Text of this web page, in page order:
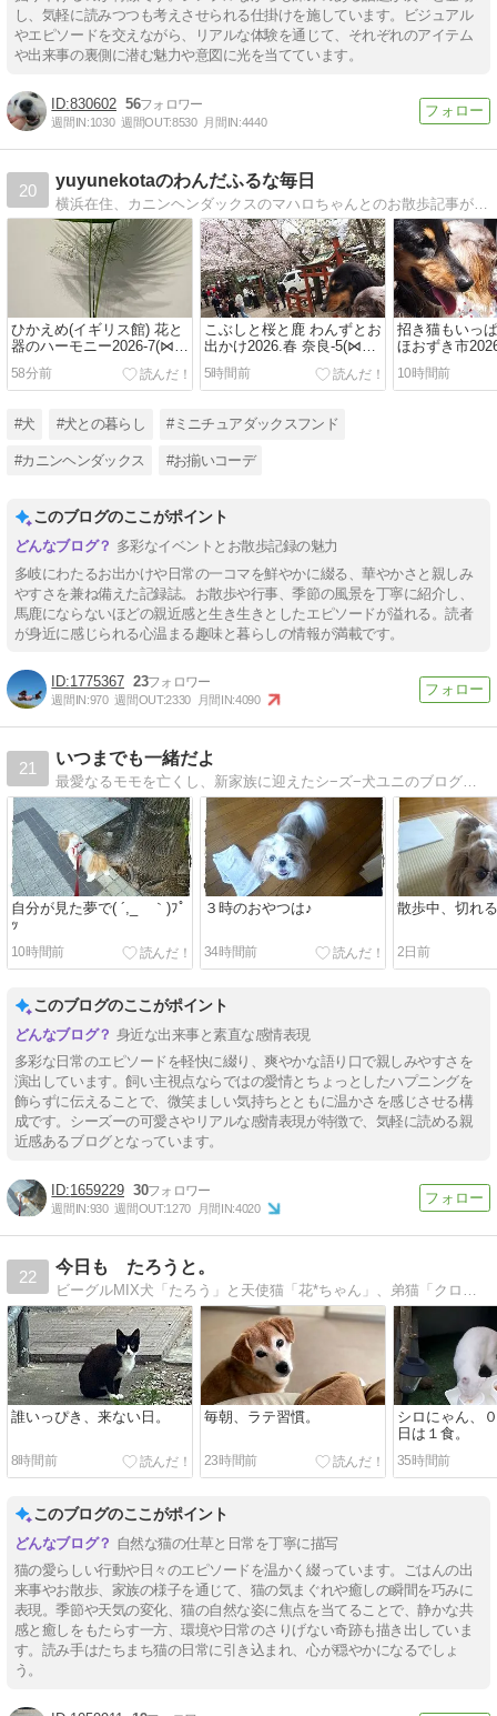
し、気軽に読みつつも考えさせられる仕掛けを施しています。ビジュアル
やエピソードを交えながら、リアルな体験を通じて、それぞれのアイテム
や出来事の裏側に潜む魅力や意図に光を当てています。
830602 56
週間IN:1030 週間OUT:8530 月間IN:4440
20
yuyunekotaのわんだふるな毎日
横浜在住、カニンヘンダックスのマハロちゃんとのお散歩記事が中心です。グルメ記事もあるかな（*^_^*）
ひかえめ(イギリス館) 花と
器のハーモニー2026-7(⋈◍
＞◡＜◍)。✧♡
58分前
こぶしと桜と鹿 わんずとお
出かけ2026.春 奈良-5(⋈◍
＞◡＜◍)。✧♡
5時間前
招き猫もいっ
ほおずき市
＜◍)。✧♡
10時間前
#犬 #犬との暮らし #ミニチュアダックスフンド
#カニンヘンダックス #お揃いコーデ
このブログのここがポイント
多彩なイベントとお散歩記録の魅力
多岐にわたるお出かけや日常の一コマを鮮やかに綴る、華やかさと親しみ
やすさを兼ね備えた記録誌。お散歩や行事、季節の風景を丁寧に紹介し、
馬鹿にならないほどの親近感と生き生きとしたエピソードが溢れる。読者
が身近に感じられる心温まる趣味と暮らしの情報が満載です。
1775367 23
週間IN:970 週間OUT:2330 月間IN:4090
21
いつまでも一緒だよ
最愛なるモモを亡くし、新家族に迎えたシ−ズ−犬ユニのブログです。
自分が見た夢で( ´,_ゝ｀)ﾌﾟ
ｯ
10時間前
３時のおやつは♪
34時間前
散歩中、切れ
2日前
このブログのここがポイント
身近な出来事と素直な感情表現
多彩な日常のエピソードを軽快に綴り、爽やかな語り口で親しみやすさを
演出しています。飼い主視点ならではの愛情とちょっとしたハプニングを
飾らずに伝えることで、微笑ましい気持ちとともに温かさを感じさせる構
成です。シーズーの可愛さやリアルな感情表現が特徴で、気軽に読める親
近感あるブログとなっています。
1659229 30
週間IN:930 週間OUT:1270 月間IN:4020
22
今日も たろうと。
ビーグルMIX犬「たろう」と天使猫「花*ちゃん」、弟猫「クロにゃん」、妹猫「Chai」、末っ子猫「月ちゃん」そしてお外のお母さん猫との楽しい毎日。
誰いっぴき、来ない日。
8時間前
毎朝、ラテ習慣。
23時間前
シロにゃん、
日は１食。
35時間前
このブログのここがポイント
自然な猫の仕草と日常を丁寧に描写
猫の愛らしい行動や日々のエピソードを温かく綴っています。ごはんの出
来事やお散歩、家族の様子を通じて、猫の気まぐれや癒しの瞬間を巧みに
表現。季節や天気の変化、猫の自然な姿に焦点を当てることで、静かな共
感と癒しをもたらす一方、環境や日常のさりげない奇跡も描き出していま
す。読み手はたちまち猫の日常に引き込まれ、心が穏やかになるでしょ
う。